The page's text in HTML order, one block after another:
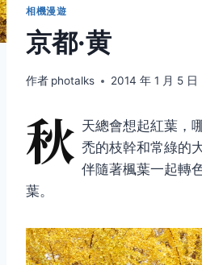
相機漫遊
京都·黄
作者 photalks 2014 年 1 月 5 日
秋 天總會想起紅葉，
禿的枝幹和常綠的
伴隨著楓葉一起轉
葉。